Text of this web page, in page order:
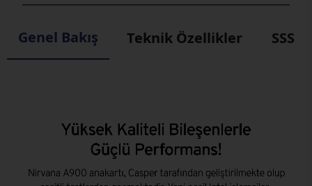
Genel Bakış Teknik Özellikler SSS